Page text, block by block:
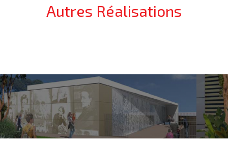
Autres Réalisations